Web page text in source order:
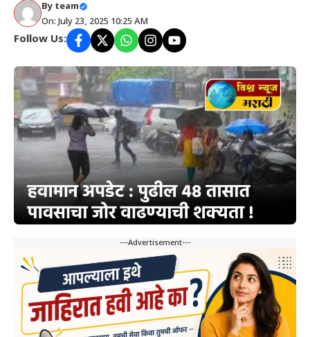
By team
On: July 23, 2025 10:25 AM
Follow Us:
---Advertisement---